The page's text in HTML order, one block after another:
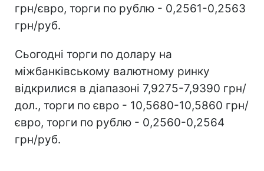
грн/євро, торги по рублю - 0,2561-0,2563
грн/руб.
Сьогодні торги по долару на
міжбанківському валютному ринку
відкрилися в діапазоні 7,9275-7,9390 грн/
дол., торги по євро - 10,5680-10,5860 грн/
євро, торги по рублю - 0,2560-0,2564
грн/руб.